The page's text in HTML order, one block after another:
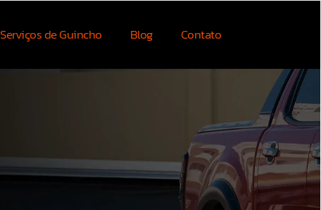
Serviços de Guincho Blog Contato